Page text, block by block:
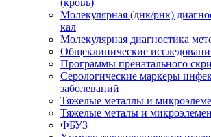
(кровь)
Молекулярная (днк/рнк)
кал
Молекулярная диагностика
Общеклинические
Программы пренатального
Серологические маркеры
заболеваний
Тяжелые металлы и
Тяжелые металы и
ФБУЗ